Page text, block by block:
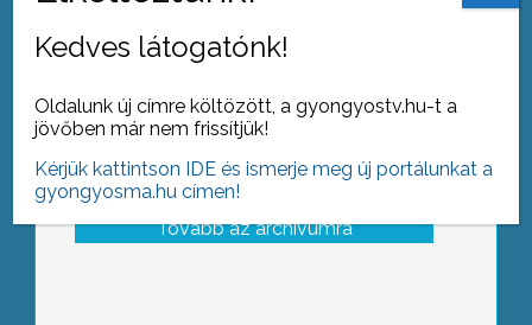
Tovább az archívumra
Kedves látogatónk!
Oldalunk új címre költözött, a gyongyostv.hu-t a
jövőben már nem frissítjük!
Kérjük kattintson IDE és ismerje meg új portálunkat a
gyongyosma.hu címen!